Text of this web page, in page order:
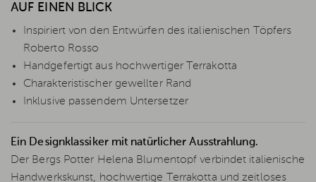
AUF EINEN BLICK
Inspiriert von den Entwürfen des italienischen Töpfers
Roberto Rosso
Handgefertigt aus hochwertiger Terrakotta
Charakteristischer gewellter Rand
Inklusive passendem Untersetzer
Ein Designklassiker mit natürlicher Ausstrahlung.
Der Bergs Potter Helena Blumentopf verbindet italienische
Handwerkskunst, hochwertige Terrakotta und zeitloses